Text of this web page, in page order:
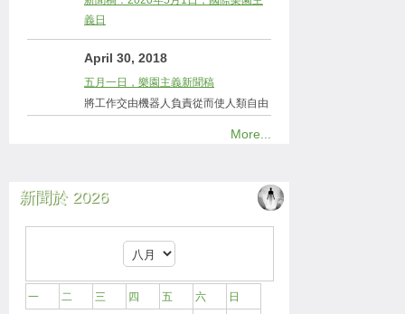
義日
April 30, 2018
五月一日，樂園主義新聞稿
將工作交由機器人負責從而使人類自由
More...
新聞於 2026
一 二 三 四 五 六
日